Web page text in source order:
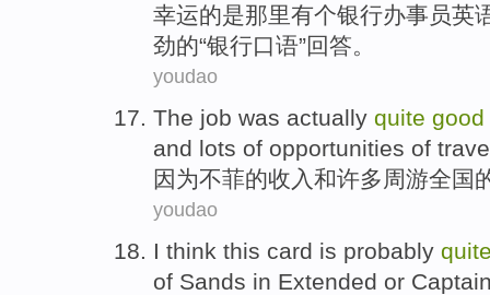
幸运的是那里有个银行办事员英
劲的“银行口语”回答。
youdao
The job was actually quite good
and lots of opportunities of
因为不菲的收入和许多周游全国
youdao
I think this card is probably
of Sands in Extended or